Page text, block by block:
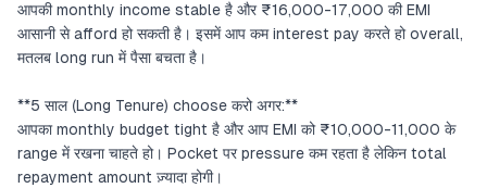
आपकी monthly income stable है और ₹16,000-17,000 की EMI
आसानी से afford हो सकती है। इसमें आप कम interest pay करते हो overall,
मतलब long run में पैसा बचता है।
**5 साल (Long Tenure) choose करो अगर:**
आपका monthly budget tight है और आप EMI को ₹10,000-11,000 के
range में रखना चाहते हो। Pocket पर pressure कम रहता है लेकिन total
repayment amount ज़्यादा होगी।